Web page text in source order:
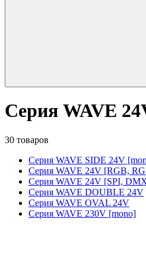
Серия WAVE
30 товаров
Серия WAVE SIDE 24V
Серия WAVE 24V [RGB,
Серия WAVE 24V [SPI,
Серия WAVE DOUBLE 24V
Серия WAVE OVAL 24V
Серия WAVE 230V [mono]